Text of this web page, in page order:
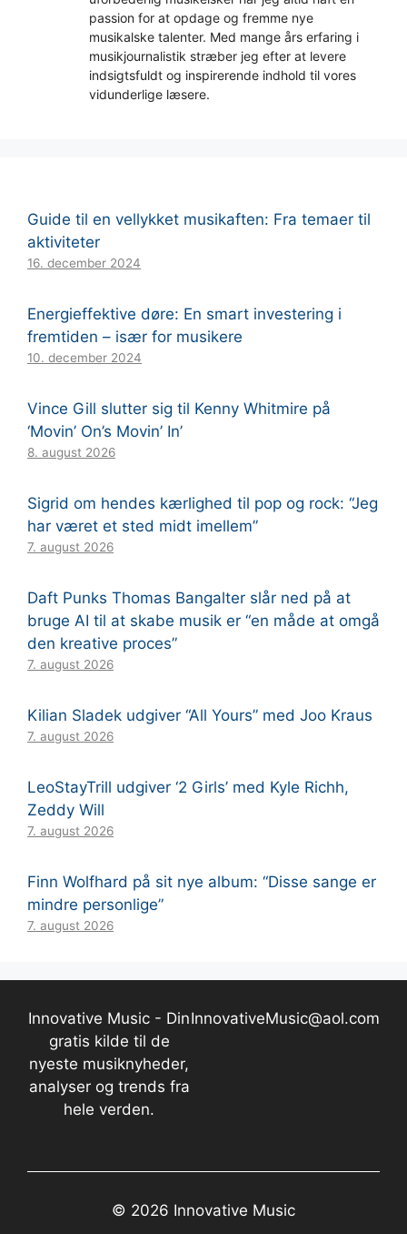
passion for at opdage og fremme nye
musikalske talenter. Med mange års erfaring i
musikjournalistik stræber jeg efter at levere
indsigtsfuldt og inspirerende indhold til vores
vidunderlige læsere.
Guide til en vellykket musikaften: Fra temaer til
aktiviteter
16. december 2024
Energieffektive døre: En smart investering i
fremtiden – især for musikere
10. december 2024
Vince Gill slutter sig til Kenny Whitmire på
‘Movin’ On’s Movin’ In’
8. august 2026
Sigrid om hendes kærlighed til pop og rock: “Jeg
har været et sted midt imellem”
7. august 2026
Daft Punks Thomas Bangalter slår ned på at
bruge AI til at skabe musik er “en måde at omgå
den kreative proces”
7. august 2026
Kilian Sladek udgiver “All Yours” med Joo Kraus
7. august 2026
LeoStayTrill udgiver ‘2 Girls’ med Kyle Richh,
Zeddy Will
7. august 2026
Finn Wolfhard på sit nye album: “Disse sange er
mindre personlige”
7. august 2026
Innovative Music - Din
gratis kilde til de
nyeste musiknyheder,
analyser og trends fra
hele verden.
InnovativeMusic@aol.com
© 2026 Innovative Music